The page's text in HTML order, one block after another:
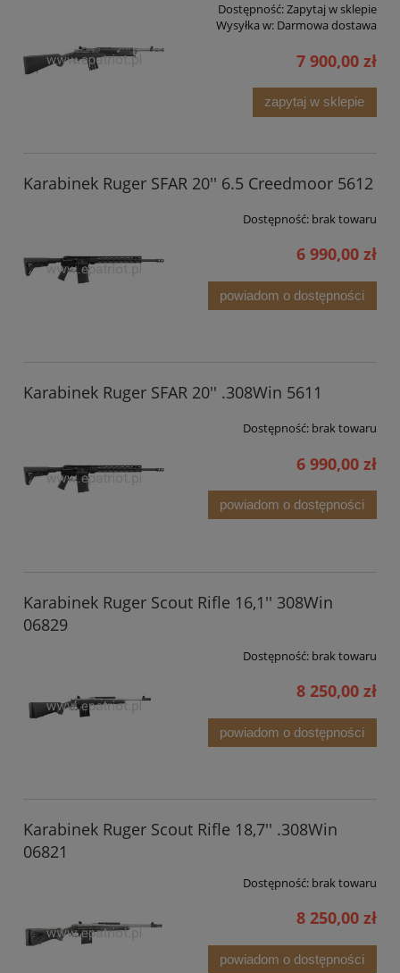
Dostępność:Zapytaj w sklepie
Wysyłka w: Darmowa dostawa
7 900,00 zł
zapytaj w sklepie
Karabinek Ruger SFAR 20'' 6.5 Creedmoor 5612
Dostępność: brak towaru
6 990,00 zł
powiadom o dostępności
Karabinek Ruger SFAR 20'' .308Win 5611
Dostępność: brak towaru
6 990,00 zł
powiadom o dostępności
Karabinek Ruger Scout Rifle 16,1'' 308Win
06829
Dostępność: brak towaru
8 250,00 zł
powiadom o dostępności
Karabinek Ruger Scout Rifle 18,7'' .308Win
06821
Dostępność: brak towaru
8 250,00 zł
powiadom o dostępności